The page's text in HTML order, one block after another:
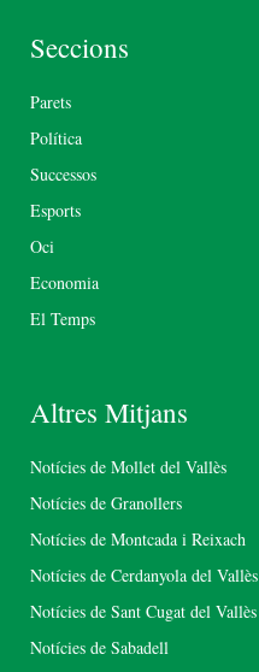
Seccions
Parets
Política
Successos
Esports
Oci
Economia
El Temps
Altres Mitjans
Notícies de Mollet del Vallès
Notícies de Granollers
Notícies de Montcada i Reixach
Notícies de Cerdanyola del Vallès
Notícies de Sant Cugat del Vallès
Notícies de Sabadell